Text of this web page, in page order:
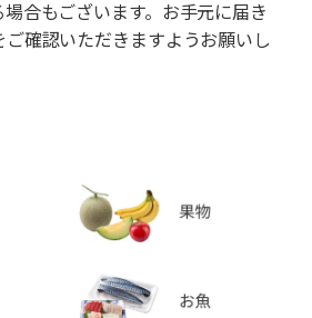
合もございます。お手元に届き
ご確認いただきますようお願いし